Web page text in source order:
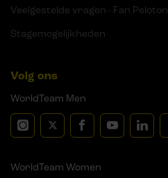
Veelgestelde vragen - Fan Peloton
Stagemogelijkheden
Volg ons
WorldTeam Men
WorldTeam Women